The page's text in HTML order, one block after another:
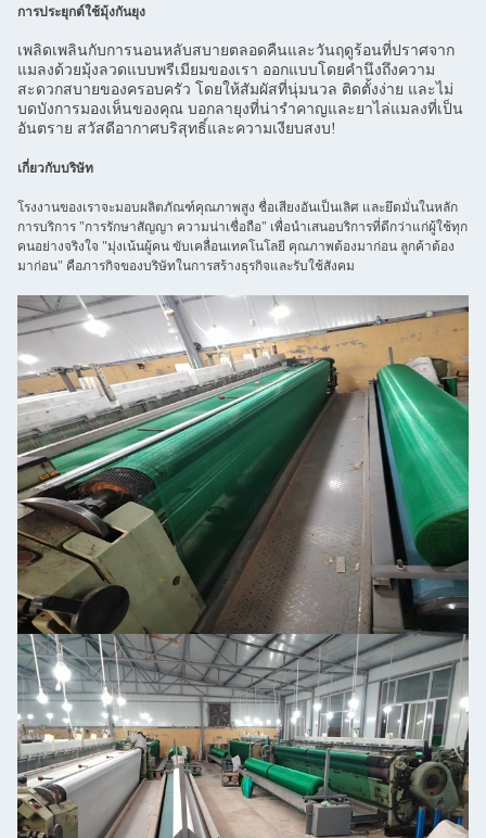
การประยุกต์ใช้มุ้งกันยุง
เพลิดเพลินกับการนอนหลับสบายตลอดคืนและวันฤดูร้อนที่ปราศจาก
แมลงด้วยมุ้งลวดแบบพรีเมียมของเรา ออกแบบโดยคำนึงถึงความ
สะดวกสบายของครอบครัว โดยให้สัมผัสที่นุ่มนวล ติดตั้งง่าย และไม่
บดบังการมองเห็นของคุณ บอกลายุงที่น่ารำคาญและยาไล่แมลงที่เป็น
อันตราย สวัสดีอากาศบริสุทธิ์และความเงียบสงบ!
เกี่ยวกับบริษัท
โรงงานของเราจะมอบผลิตภัณฑ์คุณภาพสูง ชื่อเสียงอันเป็นเลิศ และยึดมั่นในหลัก
การบริการ "การรักษาสัญญา ความน่าเชื่อถือ" เพื่อนำเสนอบริการที่ดีกว่าแก่ผู้ใช้ทุก
คนอย่างจริงใจ "มุ่งเน้นผู้คน ขับเคลื่อนเทคโนโลยี คุณภาพต้องมาก่อน ลูกค้าต้อง
มาก่อน" คือภารกิจของบริษัทในการสร้างธุรกิจและรับใช้สังคม